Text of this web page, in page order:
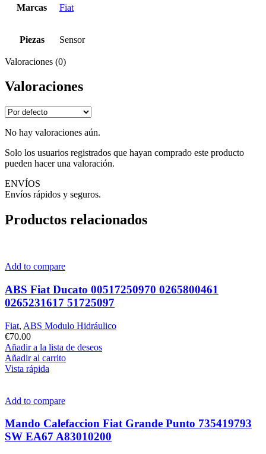
Marcas Fiat
Piezas Sensor
Valoraciones (0)
Valoraciones
No hay valoraciones aún.
Solo los usuarios registrados que hayan comprado este producto
pueden hacer una valoración.
ENVÍOS
Envíos rápidos y seguros.
Productos relacionados
Add to compare
ABS Fiat Ducato 00517250970 0265800461
0265231617 51725097
Fiat, ABS Modulo Hidráulico
€70.00
Añadir a la lista de deseos
Añadir al carrito
Vista rápida
Add to compare
Mando Calefaccion Fiat Grande Punto 735419793
SW EA67 A83010200